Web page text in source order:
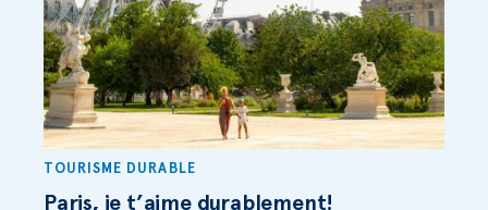
TOURISME DURABLE
Paris, je t’aime durablement!